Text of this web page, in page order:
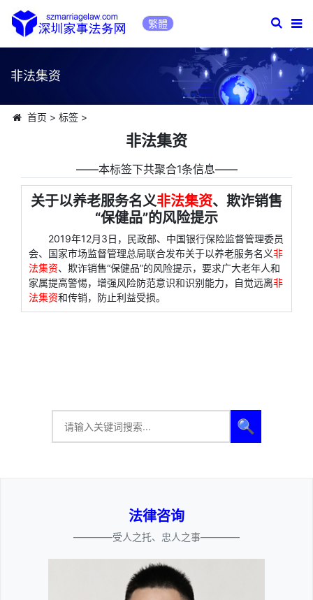
繁體
非法集资
首页 > 标签>
非法集资
――本标签下共聚合1条信息――
关于以养老服务名义非法集资、欺诈销售
“保健品”的风险提示
2019年12月3日，民政部、中国银行保险监督管理委员
会、国家市场监督管理总局联合发布关于以养老服务名义非
法集资、欺诈销售“保健品”的风险提示，要求广大老年人和
家属提高警惕，增强风险防范意识和识别能力，自觉远离非
法集资和传销，防止利益受损。
🔍
法律咨询
————受人之托、忠人之事————